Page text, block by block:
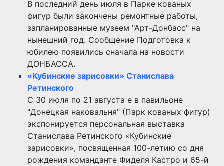
В последний день июля в Парке кованых
фигур были закончены ремонтные работы,
запланированные музеем "Арт-Донбасс" на
нынешний год. Сообщение Подготовка к
юбилею появились сначала на новости
ДОНБАССА.
«Кубинские зарисовки» Станислава
Ретинского
С 30 июля по 21 августа е в павильоне
"Донецкая наковальня" (Парк кованых фигур)
экспонируется персональная выставка
Станислава Ретинского «Кубинские
зарисовки», посвященная 100-летию со дня
рождения команданте Фиделя Кастро и 65-й